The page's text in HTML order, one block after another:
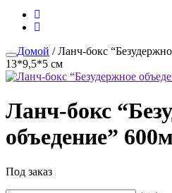
Домой / Ланч-бокс
13*9,5*5 см
Ланч-бокс
объедение”
Под заказ